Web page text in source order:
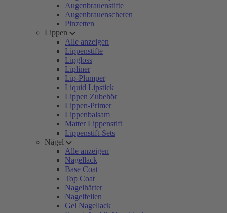
Augenbrauenstifte
Augenbrauenscheren
Pinzetten
Lippen
Alle anzeigen
Lippenstifte
Lipgloss
Lipliner
Lip-Plumper
Liquid Lipstick
Lippen Zubehör
Lippen-Primer
Lippenbalsam
Matter Lippenstift
Lippenstift-Sets
Nägel
Alle anzeigen
Nagellack
Base Coat
Top Coat
Nagelhärter
Nagelfeilen
Gel Nagellack